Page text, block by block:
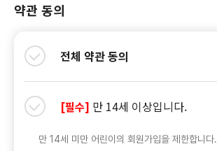
약관 동의
전체 약관 동의
[필수] 만 14세 이상입니다.
만 14세 미만 어린이의 회원가입을 제한합니다.